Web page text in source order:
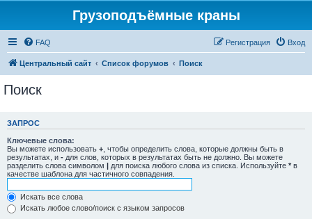
Грузоподъёмные краны
FAQ Вход
Регистрация
Центральный сайт Список форумов Поиск
Поиск
ЗАПРОС
Ключевые слова:
Вы можете использовать + , чтобы определить слова, которые должны быть в
результатах, и - для слов, которых в результатах быть не должно. Вы можете
разделить слова символом | для поиска любого слова из списка. Используйте * в
качестве шаблона для частичного совпадения.
Искать все слова
Искать любое слово/поиск с языком запросов